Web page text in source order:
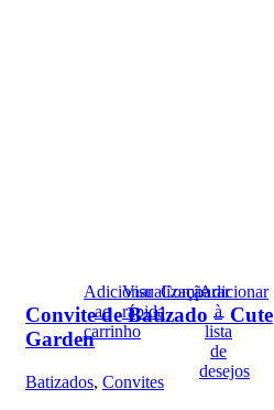
Adicionar
ao
carrinho
Visualização
rápida
CompararAdicionar
à
lista
de
desejos
Convite de Batizado – Cute
Garden
Batizados, Convites